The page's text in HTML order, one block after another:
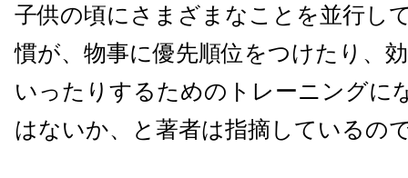
子供の頃にさまざまなことを並行し
慣が、物事に優先順位をつけたり、
いったりするためのトレーニングに
はないか、と著者は指摘しているの